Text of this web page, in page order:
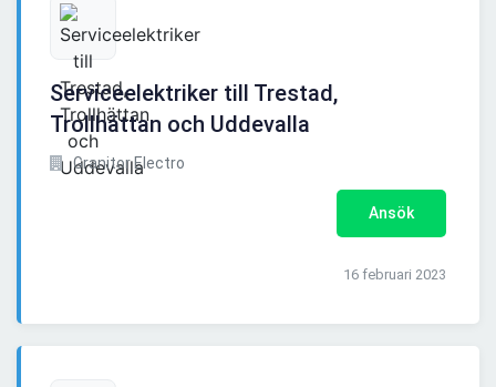
Serviceelektriker till Trestad,
Trollhättan och Uddevalla
Granitor Electro
Ansök
16 februari 2023